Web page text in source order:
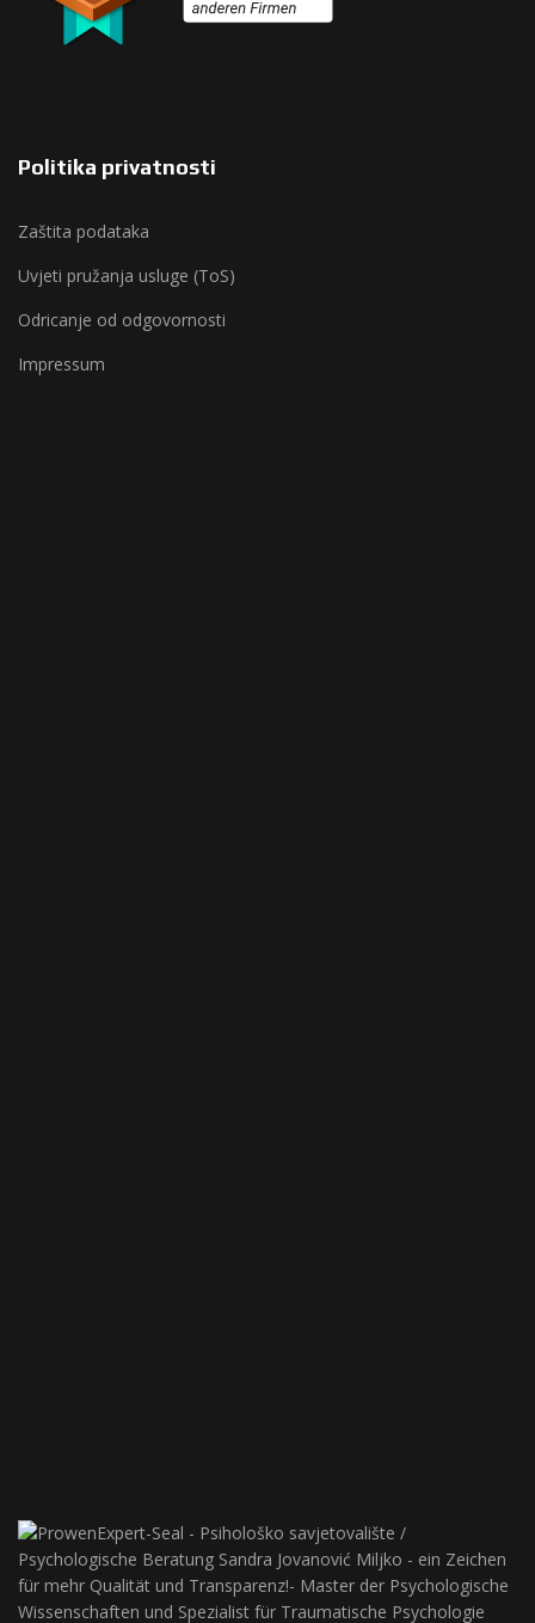
Politika privatnosti
Zaštita podataka
Uvjeti pružanja usluge (ToS)
Odricanje od odgovornosti
Impressum